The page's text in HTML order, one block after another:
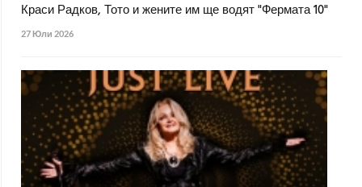
Краси Радков, Тото и жените им ще водят "Фермата 10"
27 Юли 2026